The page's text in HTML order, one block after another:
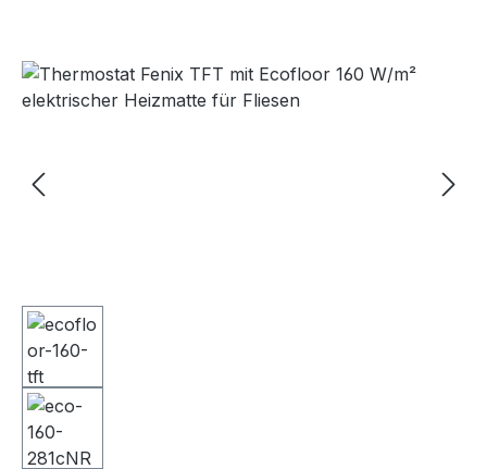
Bildergalerie überspringen